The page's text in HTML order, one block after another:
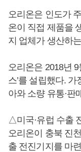
오리온은 인도가
온이 직접 제품을
지 업체가 생산하
오리온은 2018년
스’를 설립했다.
아와 소량 유통·판
△미국·유럽 수출
오리온이 충북 진
출 전진기지를 마